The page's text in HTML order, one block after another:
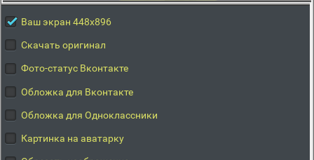
Ваш экран 448x896
Скачать оригинал
Фото-статус Вконтакте
Обложка для Вконтакте
Обложка для Одноклассники
Картинка на аватарку